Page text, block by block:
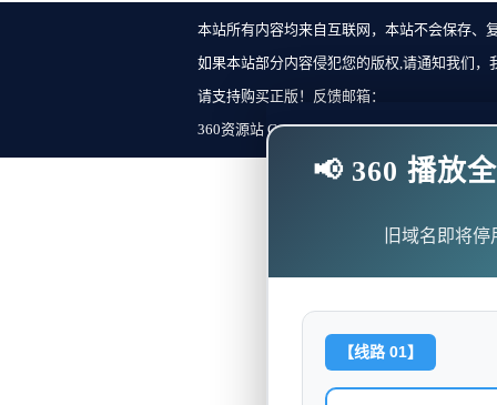
本站所有内容均来自互联网，本站不会保存、
如果本站部分内容侵犯您的版权,请通知我们
请支持购买正版！反馈邮箱：
360资源站 Copyright ©2018-2023 All Rights
📢 360 播放
旧域名即将
【线路 01】